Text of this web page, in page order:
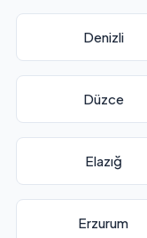
Denizli
Düzce
Elazığ
Erzurum